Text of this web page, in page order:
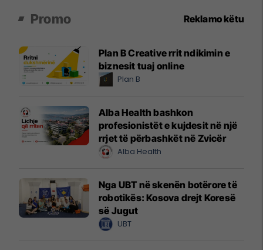
Promo Reklamo këtu
Plan B Creative rrit ndikimin e
biznesit tuaj online
Plan B
Alba Health bashkon
profesionistët e kujdesit në një
rrjet të përbashkët në Zvicër
Alba Health
Nga UBT në skenën botërore të
robotikës: Kosova drejt Koresë
së Jugut
UBT